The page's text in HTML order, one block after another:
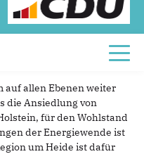
auf allen Ebenen weiter
die Ansiedlung von
für den Wohlstand
der Energiewende ist
um Heide ist dafür